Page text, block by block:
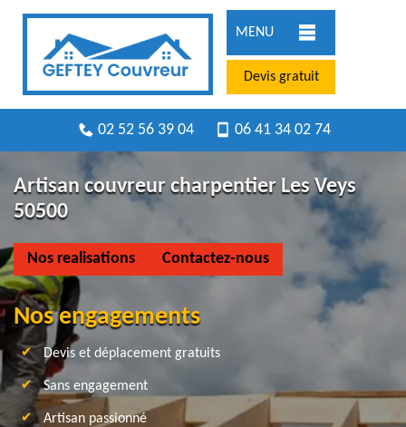
MENU
Devis gratuit
02 52 56 39 04 06 41 34 02 74
Artisan couvreur charpentier Les Veys
50500
Nos realisations Contactez-nous
Nos engagements
Devis et déplacement gratuits
Sans engagement
Artisan passionné